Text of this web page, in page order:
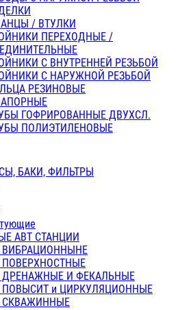
/ ВТУЛКИ
ПЕРЕХОДНЫЕ /
С ВНУТРЕННЕЙ РЕЗЬБОЙ
С НАРУЖНОЙ РЕЗЬБОЙ
РЕЗИНОВЫЕ
ГОФРИРОВАННЫЕ ДВУХСЛ.
ПОЛИЭТИЛЕНОВЫЕ
БАКИ, ФИЛЬТРЫ
АВТ СТАНЦИИ
И ФЕКАЛЬНЫЕ
и ЦИРКУЛЯЦИОННЫЕ
СКВАЖИННЫЕ